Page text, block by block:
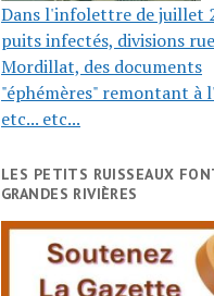
Dans l'infolettre de juillet
puits infectés, divisions rue
Mordillat, des documents
"éphémères" remontant à
etc... etc...
LES PETITS RUISSEAUX
GRANDES RIVIÈRES